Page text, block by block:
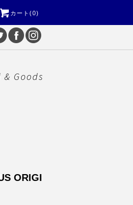
カート(0)
Goods
ORIGI